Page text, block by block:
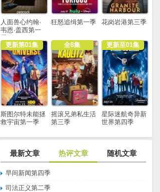
人面兽心约翰·
韦恩·盖西第一
季
狂怒追缉第一季 花岗岩港第三季
更新第01集
斯图尔特未能拯
救宇宙第一季
全8集
摇滚兄弟私生活
第三季
更新至01集
星际迷航奇异新
世界第四季
最新文章 热评文章 随机文章
早间新闻第四季
司法正义第二季